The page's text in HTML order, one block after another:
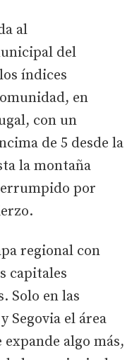
al
del
índices
en
con un
de 5 desde la
la montaña
por
regional con
capitales
Solo en las
Segovia el área
algo más,